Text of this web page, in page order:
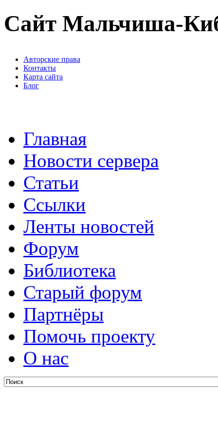
Сайт Мальчиша-
Авторские права
Контакты
Карта сайта
Блог
Главная
Новости сервера
Статьи
Ссылки
Ленты новостей
Форум
Библиотека
Старый форум
Партнёры
Помочь проекту
О нас